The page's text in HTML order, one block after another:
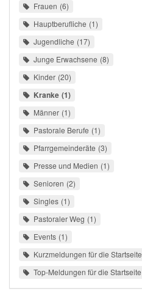
Frauen 6
Hauptberufliche 1
Jugendliche 17
Junge Erwachsene 8
Kinder 20
Kranke 1
Männer 1
Pastorale Berufe 1
Pfarrgemeinderäte 3
Presse und Medien 1
Senioren 2
Singles 1
Pastoraler Weg 1
Events 1
Kurzmeldungen für die Startseite
Top-Meldungen für die Startseite